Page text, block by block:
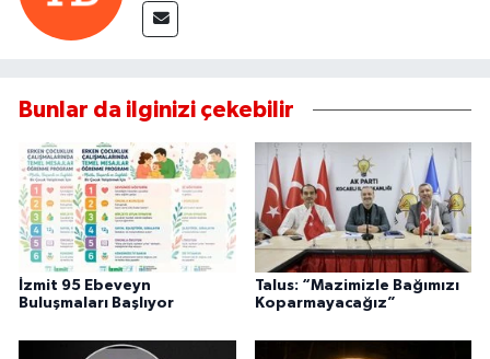
Bunlar da ilginizi çekebilir
İzmit 95 Ebeveyn
Buluşmaları Başlıyor
Talus: “Mazimizle Bağımızı
Koparmayacağız”